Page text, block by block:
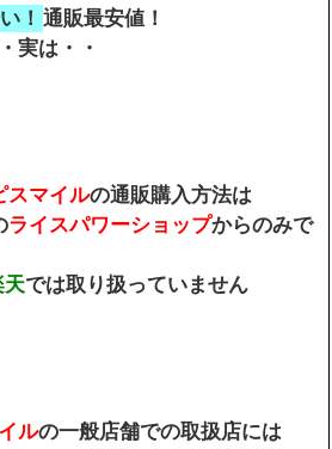
！ 通販最安値！
実は・・
スマイルの通販購入方法は
ライスパワーショップからのみで
天では取り扱っていません
ルの一般店舗での取扱店には